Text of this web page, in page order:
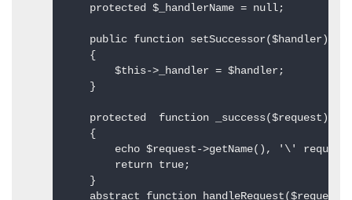
protected $_handlerName = null;
public function setSuccessor($handler)
{
$this->_handler = $handler;
}
protected  function _success($request)
{
echo $request->getName(), '\' request
return true;
}
abstract function